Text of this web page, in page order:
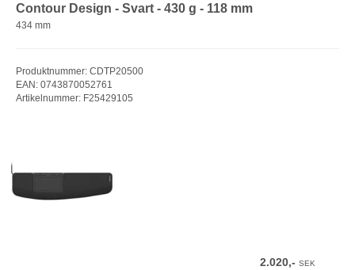
Contour Design - Svart - 430 g - 118 mm
434 mm
Produktnummer: CDTP20500
EAN: 0743870052761
Artikelnummer: F25429105
2.020,-SEK